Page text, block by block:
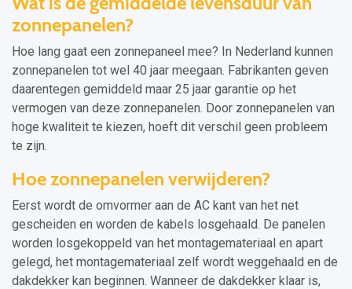
zonnepanelen?
Hoe lang gaat een zonnepaneel mee? In Nederland kunnen
zonnepanelen tot wel 40 jaar meegaan. Fabrikanten geven
daarentegen gemiddeld maar 25 jaar garantie op het
vermogen van deze zonnepanelen. Door zonnepanelen van
hoge kwaliteit te kiezen, hoeft dit verschil geen probleem
te zijn.
Hoe zonnepanelen verwijderen?
Eerst wordt de omvormer aan de AC kant van het net
gescheiden en worden de kabels losgehaald. De panelen
worden losgekoppeld van het montagemateriaal en apart
gelegd, het montagemateriaal zelf wordt weggehaald en de
dakdekker kan beginnen. Wanneer de dakdekker klaar is,